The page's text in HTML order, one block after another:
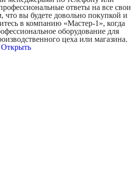
ответы на все свои
вы будете довольно покупкой и
в компанию «Мастер-1», когда
оборудование для
цеха или магазина.
Открыть